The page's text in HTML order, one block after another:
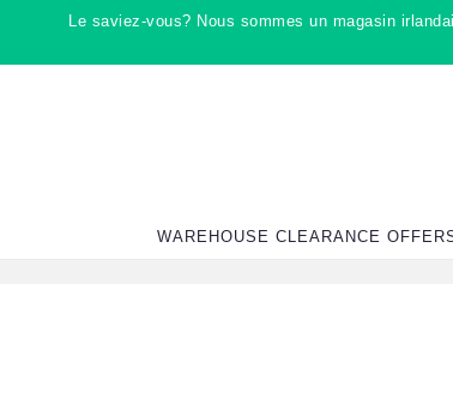
contenu
Le saviez-vous? Nous sommes un magasin
WAREHOUSE CLEARANCE